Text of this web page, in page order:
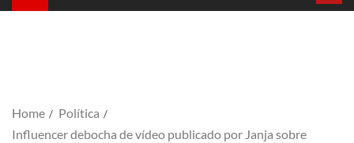
Home
Política
Influencer debocha de vídeo publicado por Janja sobre